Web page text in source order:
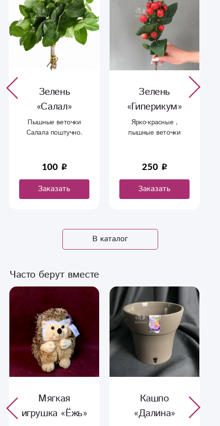
Зелень
«Салал»
Пышные веточки
Салала поштучно.
100
Заказать
Зелень
«Гиперикум»
Ярко-красные ,
пышные веточки
250
Заказать
В каталог
Часто берут вместе
Мягкая
игрушка «Ёжь»
Кашпо
«Далина»